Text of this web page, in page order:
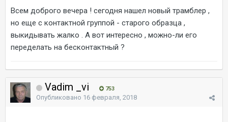
Всем доброго вечера ! сегодня нашел новый трамблер ,
но еще с контактной группой - старого образца ,
выкидывать жалко . А вот интересно , можно-ли его
переделать на бесконтактный ?
Vadim _vi 753
Опубликовано 16 февраля, 2018